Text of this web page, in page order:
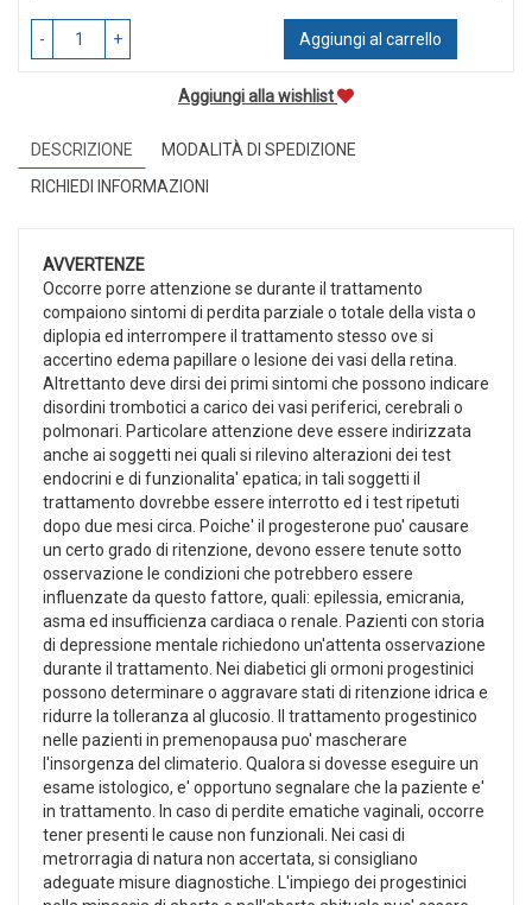
- + Aggiungi al carrello
Aggiungi alla wishlist
DESCRIZIONE
MODALITÀ DI SPEDIZIONE
RICHIEDI INFORMAZIONI
AVVERTENZE
Occorre porre attenzione se durante il trattamento
compaiono sintomi di perdita parziale o totale della vista o
diplopia ed interrompere il trattamento stesso ove si
accertino edema papillare o lesione dei vasi della retina.
Altrettanto deve dirsi dei primi sintomi che possono indicare
disordini trombotici a carico dei vasi periferici, cerebrali o
polmonari. Particolare attenzione deve essere indirizzata
anche ai soggetti nei quali si rilevino alterazioni dei test
endocrini e di funzionalita' epatica; in tali soggetti il
trattamento dovrebbe essere interrotto ed i test ripetuti
dopo due mesi circa. Poiche' il progesterone puo' causare
un certo grado di ritenzione, devono essere tenute sotto
osservazione le condizioni che potrebbero essere
influenzate da questo fattore, quali: epilessia, emicrania,
asma ed insufficienza cardiaca o renale. Pazienti con storia
di depressione mentale richiedono un'attenta osservazione
durante il trattamento. Nei diabetici gli ormoni progestinici
possono determinare o aggravare stati di ritenzione idrica e
ridurre la tolleranza al glucosio. Il trattamento progestinico
nelle pazienti in premenopausa puo' mascherare
l'insorgenza del climaterio. Qualora si dovesse eseguire un
esame istologico, e' opportuno segnalare che la paziente e'
in trattamento. In caso di perdite ematiche vaginali, occorre
tener presenti le cause non funzionali. Nei casi di
metrorragia di natura non accertata, si consigliano
adeguate misure diagnostiche. L'impiego dei progestinici